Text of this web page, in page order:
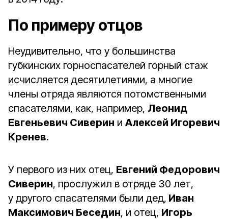
По примеру отцов
Неудивительно, что у большинства
губкинских горноспасателей горный стаж
исчисляется десятилетиями, а многие
члены отряда являются потомственными
спасателями, как, например, Леонид
Евгеньевич Сиверин и Алексей Игоревич
Кренев.
У первого из них отец, Евгений Федорович
Сиверин, прослужил в отряде 30 лет,
у другого спасателями были дед, Иван
Максимович Беседин, и отец, Игорь